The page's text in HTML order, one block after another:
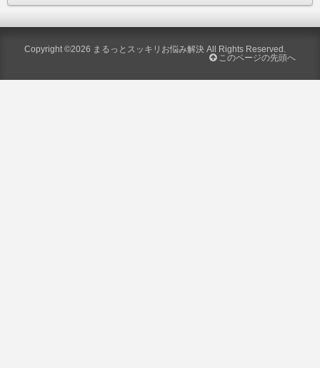
Copyright ©2026 まるっとスッキリお悩み解決 All Rights Reserved.
このページの先頭へ